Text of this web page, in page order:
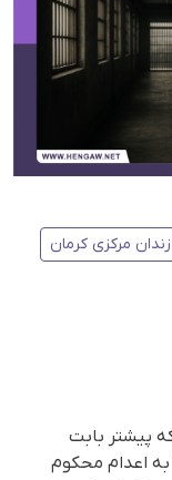
زندان مرکزی کرمان
پیشتر بابت
به اعدام محکوم